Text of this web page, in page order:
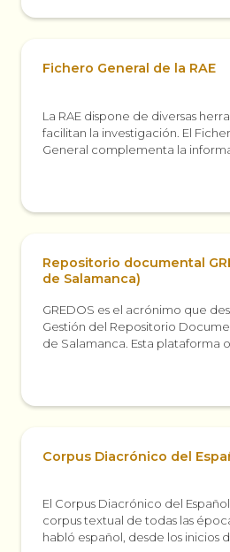
Fichero General de la RAE
La RAE dispone de diversas
facilitan la investigación. El
General complementa la
Repositorio documental
de Salamanca)
GREDOS es el acrónimo que
Gestión del Repositorio
de Salamanca. Esta plataforma
Corpus Diacrónico del
El Corpus Diacrónico del Español
corpus textual de todas las
habló español, desde los inicios